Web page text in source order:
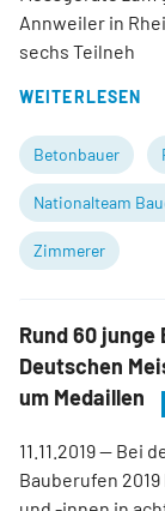
Annweiler in
sechs Teilneh
WEITERLESEN
Betonbauer
Nationalteam
Zimmerer
Rund 60
Deutschen
um Medaillen
11.11.2019— Bei
Bauberufen